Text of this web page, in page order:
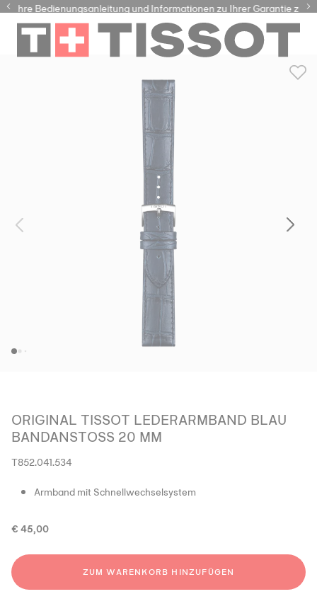
Ihre Bedienungsanleitung und Informationen zu Ihrer Garantie
ORIGINAL TISSOT LEDERARMBAND BLAU
BANDANSTOSS 20 MM
T852.041.534
Armband mit Schnellwechselsystem
€ 45,00
ZUM WARENKORB HINZUFÜGEN